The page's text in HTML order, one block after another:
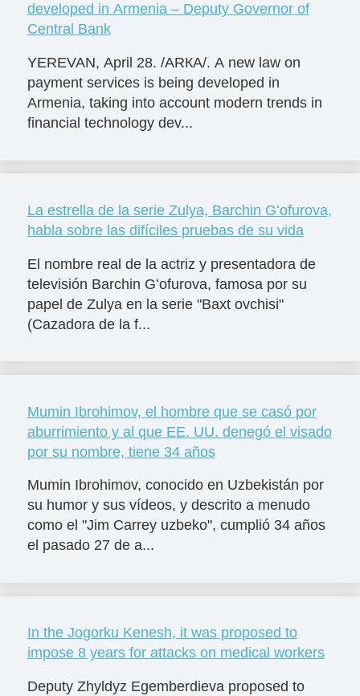
developed in Armenia – Deputy Governor of
Central Bank
YEREVAN, April 28. /ARКА/. A new law on
payment services is being developed in
Armenia, taking into account modern trends in
financial technology dev...
La estrella de la serie Zulya, Barchin Gʻofurova,
habla sobre las difíciles pruebas de su vida
El nombre real de la actriz y presentadora de
televisión Barchin Gʻofurova, famosa por su
papel de Zulya en la serie "Baxt ovchisi"
(Cazadora de la f...
Mumin Ibrohimov, el hombre que se casó por
aburrimiento y al que EE. UU. denegó el visado
por su nombre, tiene 34 años
Mumin Ibrohimov, conocido en Uzbekistán por
su humor y sus vídeos, y descrito a menudo
como el "Jim Carrey uzbeko", cumplió 34 años
el pasado 27 de a...
In the Jogorku Kenesh, it was proposed to
impose 8 years for attacks on medical workers
Deputy Zhyldyz Egemberdieva proposed to